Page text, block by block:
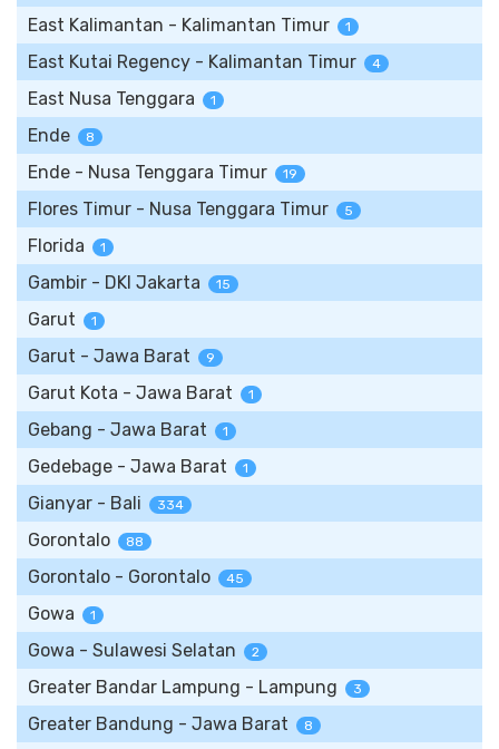
East Kalimantan - Kalimantan Timur 1
East Kutai Regency - Kalimantan Timur 4
East Nusa Tenggara 1
Ende 8
Ende - Nusa Tenggara Timur 19
Flores Timur - Nusa Tenggara Timur 5
Florida 1
Gambir - DKI Jakarta 15
Garut 1
Garut - Jawa Barat 9
Garut Kota - Jawa Barat 1
Gebang - Jawa Barat 1
Gedebage - Jawa Barat 1
Gianyar - Bali 334
Gorontalo 88
Gorontalo - Gorontalo 45
Gowa 1
Gowa - Sulawesi Selatan 2
Greater Bandar Lampung - Lampung 3
Greater Bandung - Jawa Barat 8